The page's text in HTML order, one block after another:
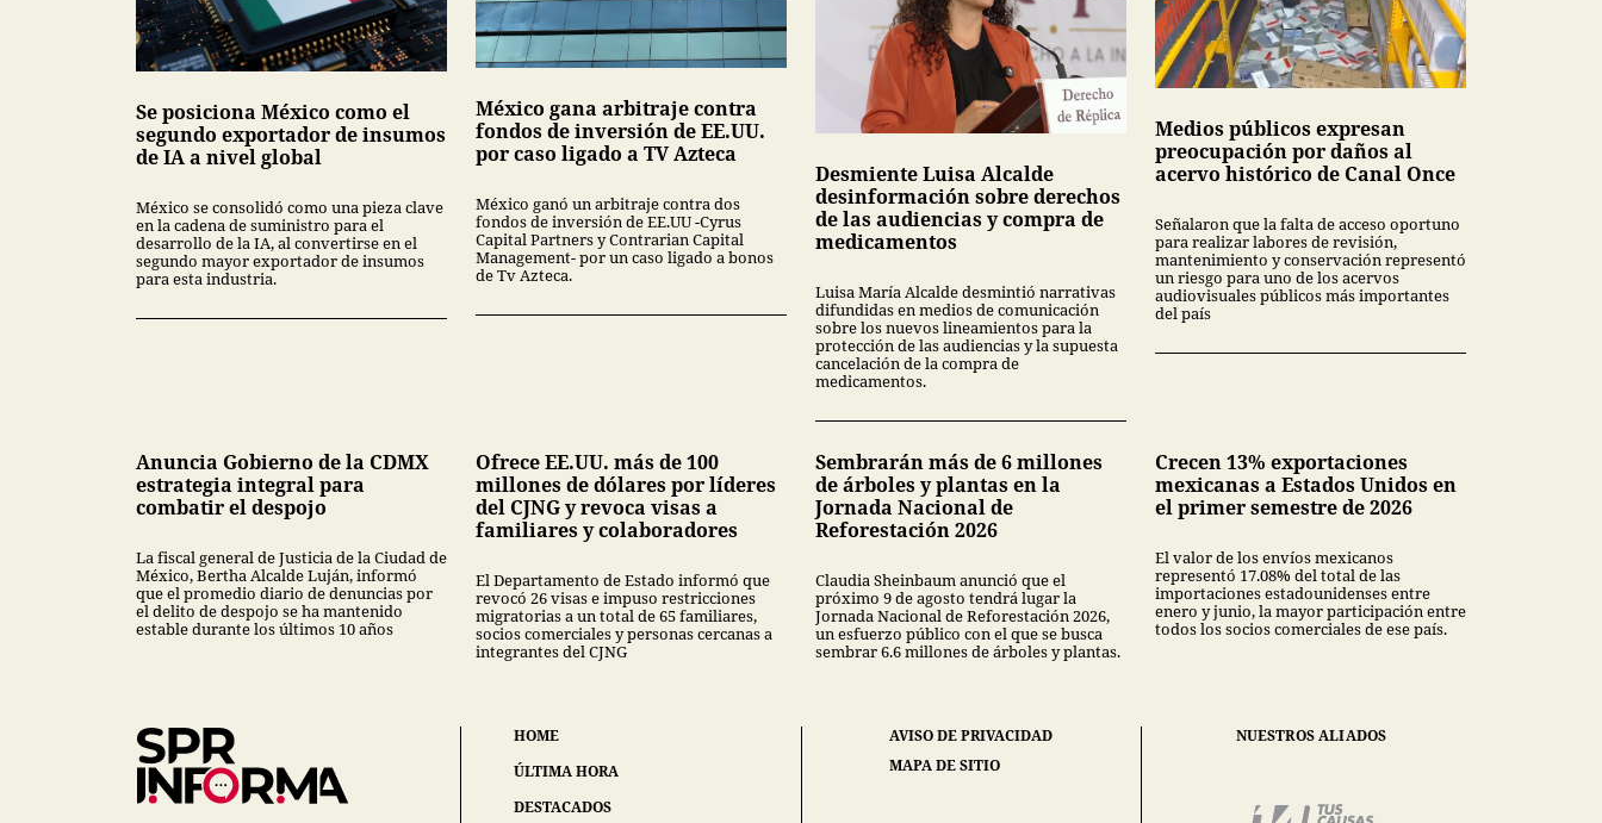
Se posiciona México como el
segundo exportador de insumos
de IA a nivel global
México se consolidó como una pieza clave
en la cadena de suministro para el
desarrollo de la IA, al convertirse en el
segundo mayor exportador de insumos
para esta industria.
México gana arbitraje contra
fondos de inversión de EE.UU.
por caso ligado a TV Azteca
México ganó un arbitraje contra dos
fondos de inversión de EE.UU -Cyrus
Capital Partners y Contrarian Capital
Management- por un caso ligado a bonos
de Tv Azteca.
Desmiente Luisa Alcalde
desinformación sobre derechos
de las audiencias y compra de
medicamentos
Luisa María Alcalde desmintió narrativas
difundidas en medios de comunicación
sobre los nuevos lineamientos para la
protección de las audiencias y la supuesta
cancelación de la compra de
medicamentos.
Medios públicos expresan
preocupación por daños al
acervo histórico de Canal Once
Señalaron que la falta de acceso oportuno
para realizar labores de revisión,
mantenimiento y conservación representó
un riesgo para uno de los acervos
audiovisuales públicos más importantes
del país
Anuncia Gobierno de la CDMX
estrategia integral para
combatir el despojo
La fiscal general de Justicia de la Ciudad de
México, Bertha Alcalde Luján, informó
que el promedio diario de denuncias por
el delito de despojo se ha mantenido
estable durante los últimos 10 años
Ofrece EE.UU. más de 100
millones de dólares por líderes
del CJNG y revoca visas a
familiares y colaboradores
El Departamento de Estado informó que
revocó 26 visas e impuso restricciones
migratorias a un total de 65 familiares,
socios comerciales y personas cercanas a
integrantes del CJNG
Sembrarán más de 6 millones
de árboles y plantas en la
Jornada Nacional de
Reforestación 2026
Claudia Sheinbaum anunció que el
próximo 9 de agosto tendrá lugar la
Jornada Nacional de Reforestación 2026,
un esfuerzo público con el que se busca
sembrar 6.6 millones de árboles y plantas.
Crecen 13% exportaciones
mexicanas a Estados Unidos en
el primer semestre de 2026
El valor de los envíos mexicanos
representó 17.08% del total de las
importaciones estadounidenses entre
enero y junio, la mayor participación entre
todos los socios comerciales de ese país.
HOME
ÚLTIMA HORA
DESTACADOS
AVISO DE PRIVACIDAD
MAPA DE SITIO
NUESTROS ALIADOS